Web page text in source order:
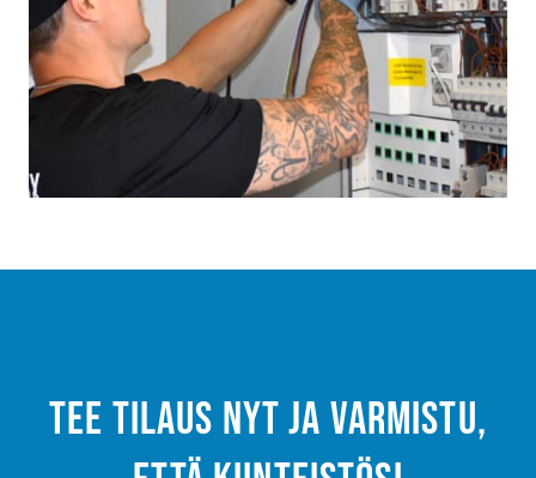
Tee tilaus nyt ja varmistu,